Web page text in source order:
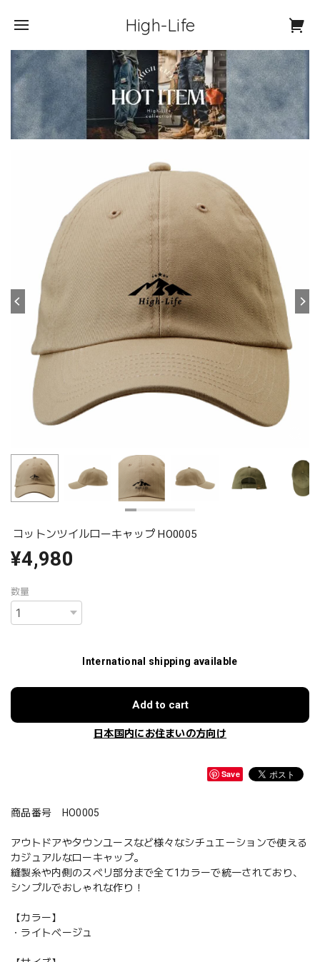
High-Life
コットンツイルローキャップ HO0005
¥4,980
数量
International shipping available
Add to cart
日本国内にお住まいの方向け
Save
商品番号 HO0005
アウトドアやタウンユースなど様々なシチュエーションで使える
カジュアルなローキャップ。
縫製糸や内側のスベリ部分まで全て1カラーで統一されており、
シンプルでおしゃれな作り！
【カラー】
・ライトベージュ